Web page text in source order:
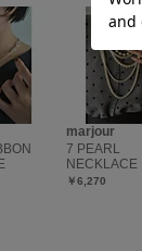
marjour
7 PEARL
NECKLACE
￥6,270